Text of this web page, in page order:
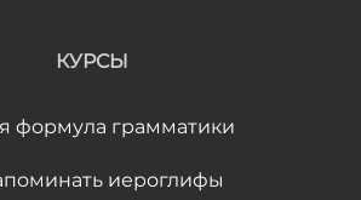
КУРСЫ
формула грамматики
иероглифы